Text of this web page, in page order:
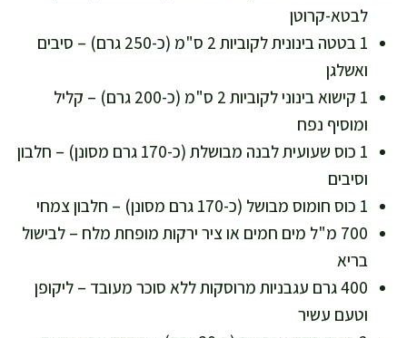
לבטא-קרוטן
1 בטטה בינונית לקוביות 2 ס"מ (כ-250 גרם) – סיבים
ואשלגן
1 קישוא בינוני לקוביות 2 ס"מ (כ-200 גרם) – קליל
ומוסיף נפח
1 כוס שעועית לבנה מבושלת (כ-170 גרם מסונן) – חלבון
וסיבים
1 כוס חומוס מבושל (כ-170 גרם מסונן) – חלבון צמחי
700 מ"ל מים חמים או ציר ירקות מופחת מלח – לבישול
בריא
400 גרם עגבניות מרוסקות ללא סוכר מעובד – ליקופן
וטעם עשיר